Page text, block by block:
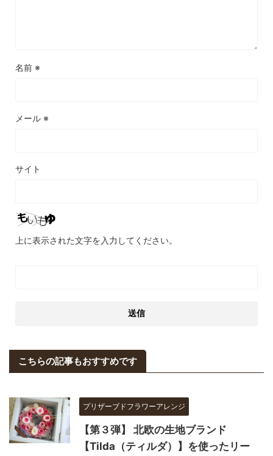
名前 ※
メール ※
サイト
上に表示された文字を入力してください。
こちらの記事もおすすめです
プリザーブドフラワーアレンジ
【第３弾】 北欧の生地ブランド
【Tilda（ティルダ）】を使ったリー